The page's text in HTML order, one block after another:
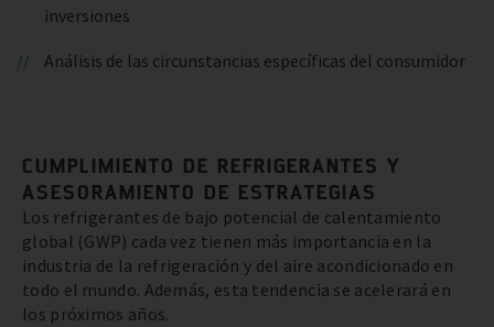
inversiones
Análisis de las circunstancias específicas del consumidor
CUMPLIMIENTO DE REFRIGERANTES Y
ASESORAMIENTO DE ESTRATEGIAS
Los refrigerantes de bajo potencial de calentamiento
global (GWP) cada vez tienen más importancia en la
industria de la refrigeración y del aire acondicionado en
todo el mundo. Además, esta tendencia se acelerará en
los próximos años.